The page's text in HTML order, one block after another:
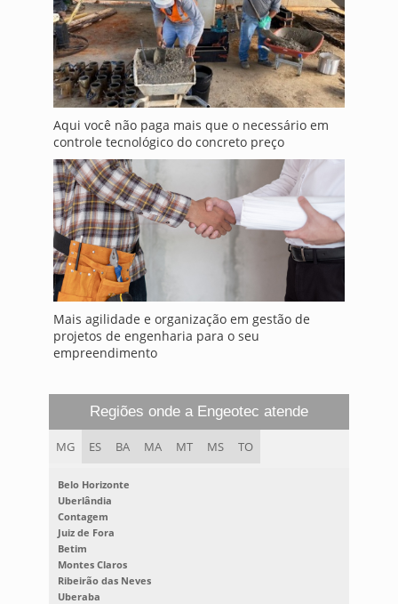
Aqui você não paga mais que o necessário em
controle tecnológico do concreto preço
Mais agilidade e organização em gestão de
projetos de engenharia para o seu
empreendimento
Regiões onde a Engeotec atende
MG ES BA MA MT MS TO
Belo Horizonte
Uberlândia
Contagem
Juiz de Fora
Betim
Montes Claros
Ribeirão das Neves
Uberaba